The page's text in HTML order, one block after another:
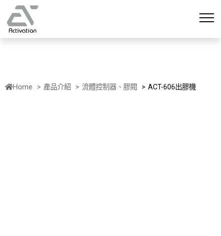
Home 產品介紹 流體控制器、膠閥 ACT-606出膠機